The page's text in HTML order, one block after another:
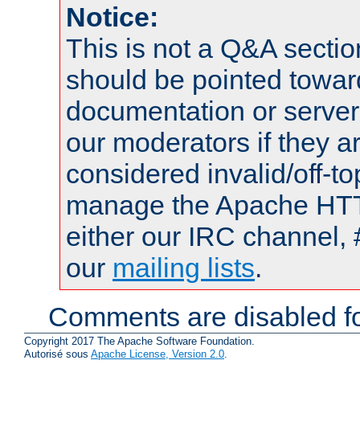
Notice:
This is not a Q&A
should be pointed
documentation or
our moderators if they
considered invalid/off-
manage the Apache
either our IRC channel,
our mailing lists.
Comments are disabled
Copyright 2017 The Apache Software Foundation.
Autorisé sous Apache License, Version 2.0.